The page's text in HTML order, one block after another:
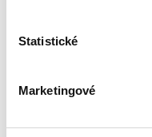
Statistické
Marketingové
390,00 Kč